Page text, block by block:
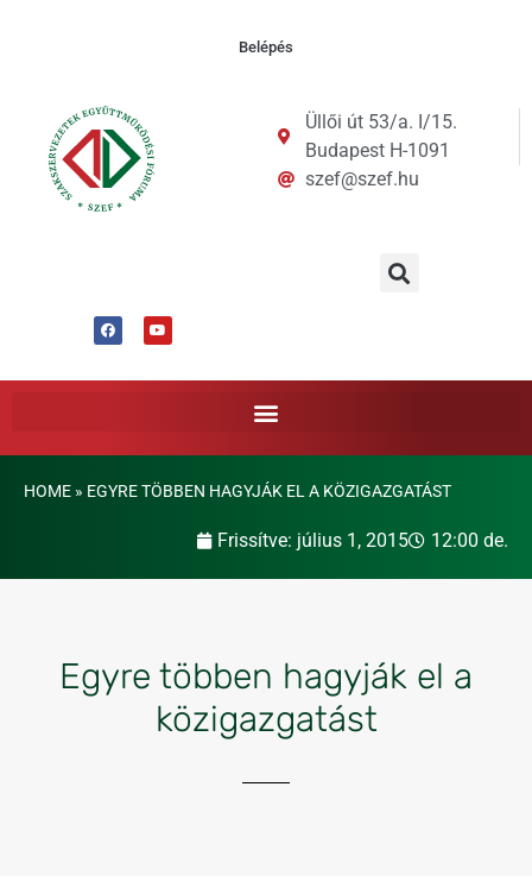
Belépés
Üllői út 53/a. I/15.
Budapest H-1091
szef@szef.hu
HOME » EGYRE TÖBBEN HAGYJÁK EL A KÖZIGAZGATÁST
Frissítve: július 1, 2015 12:00 de.
Egyre többen hagyják el a
közigazgatást